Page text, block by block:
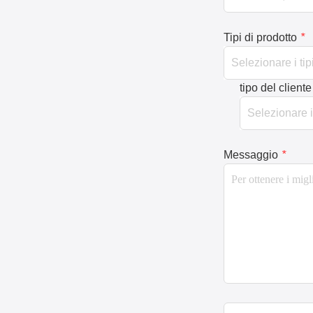
Tipi di prodotto *
tipo del cliente
Messaggio *